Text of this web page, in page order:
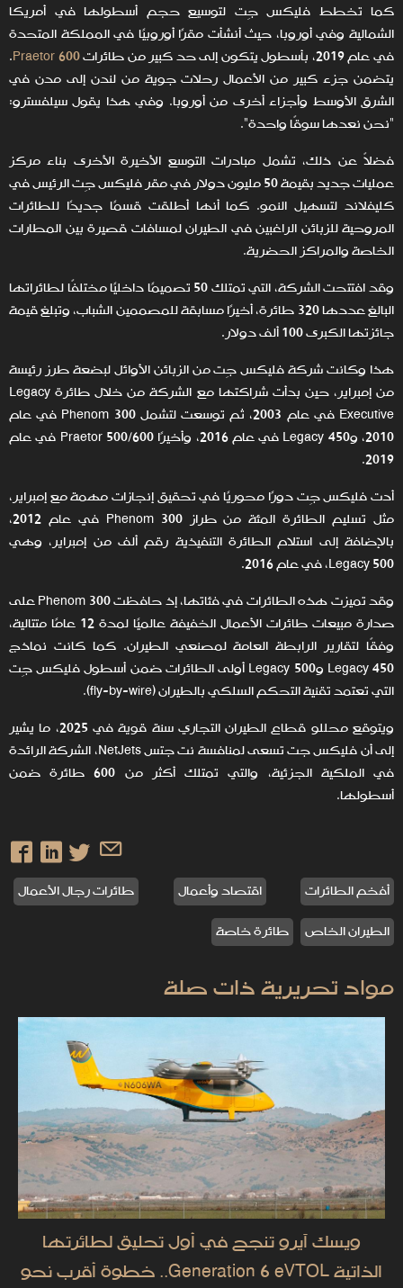
كما تخطط فليكس جِت لتوسيع حجم أسطولها في أمريكا
الشمالية وفي أوروبا، حيث أنشأت مقرًا أوروبيًا في المملكة المتحدة
في عام 2019، بأسطول يتكون إلى حد كبير من طائرات
Praetor 600
.
يتضمن جزء كبير من الأعمال رحلات جوية من لندن إلى مدن في
الشرق الأوسط وأجزاء أخرى من أوروبا. وفي هذا يقول سيلفسترو:
"نحن نعدها سوقًا واحدة".
فضلاً عن ذلك، تشمل مبادرات التوسع الأخيرة الأخرى بناء مركز
عمليات جديد بقيمة 50 مليون دولار في مقر فليكس جِت الرئيس في
كليفلاند لتسهيل النمو. كما أنها أطلقت قسمًا جديدًا للطائرات
المروحية للزبائن الراغبين في الطيران لمسافات قصيرة بين المطارات
الخاصة والمراكز الحضرية.
وقد افتتحت الشركة، التي تمتلك 50 تصميمًا داخليًا مختلفًا لطائراتها
البالغ عددها 320 طائرة، أخيرًا مسابقة للمصممين الشباب، وتبلغ قيمة
جائزتها الكبرى 100 ألف دولار.
هذا وكانت شركة فليكس جِت من الزبائن الأوائل لبضعة طرز رئيسة
من إمبراير، حين بدأت شراكتها مع الشركة من خلال طائرة Legacy
Executive في عام 2003، ثم توسعت لتشمل Phenom 300 في عام
2010، وLegacy 450 في عام 2016، وأخيرًا Praetor 500/600 في عام
2019.
أدت فليكس جِت دورًا محوريًا في تحقيق إنجازات مهمة مع إمبراير،
مثل تسليم الطائرة المئة من طراز Phenom 300 في عام 2012،
بالإضافة إلى استلام الطائرة التنفيذية رقم ألف من إمبراير، وهي
Legacy 500، في عام 2016.
وقد تميزت هذه الطائرات في فئاتها، إذ حافظت Phenom 300 على
صدارة مبيعات طائرات الأعمال الخفيفة عالميًا لمدة 12 عامًا متتالية،
وفقًا لتقارير الرابطة العامة لمصنعي الطيران. كما كانت نماذج
Legacy 450 وLegacy 500 أولى الطائرات ضمن أسطول فليكس جِت
التي تعتمد تقنية التحكم السلكي بالطيران (fly-by-wire).
ويتوقع محللو قطاع الطيران التجاري سنة قوية في 2025، ما يشير
إلى أن فليكس جت تسعى لمنافسة نت جتس NetJets، الشركة الرائدة
في الملكية الجزئية، والتي تمتلك أكثر من 600 طائرة ضمن
أسطولها.
أفخم الطائرات اقتصاد وأعمال
طائرات رجال الأعمال
الطيران الخاص
طائرة خاصة
مواد تحريرية ذات صلة
ويسك آيرو تنجح في أول تحليق لطائرتها
الذاتية Generation 6 eVTOL.. خطوة أقرب نحو